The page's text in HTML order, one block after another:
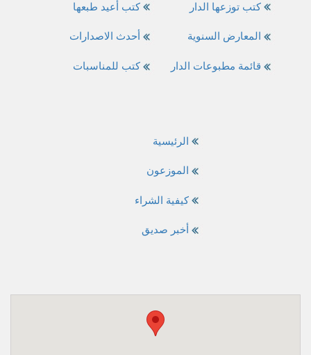
كتب أعيد طبعها
أحدث الاصدارات
كتب للمناسبات
كتب توزعها الدار
المعارض السنوية
قائمة مطبوعات الدار
الرئيسية
الموزعون
كيفية الشراء
أخبر صديق